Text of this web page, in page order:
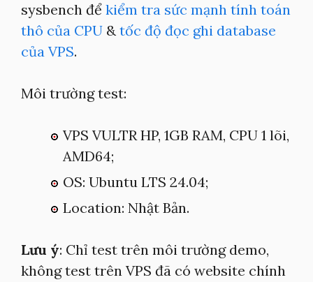
sysbench để kiểm tra sức mạnh tính toán
thô của CPU & tốc độ đọc ghi database
của VPS.
Môi trường test:
VPS VULTR HP, 1GB RAM, CPU 1 lõi,
AMD64;
OS: Ubuntu LTS 24.04;
Location: Nhật Bản.
Lưu ý: Chỉ test trên môi trường demo,
không test trên VPS đã có website chính